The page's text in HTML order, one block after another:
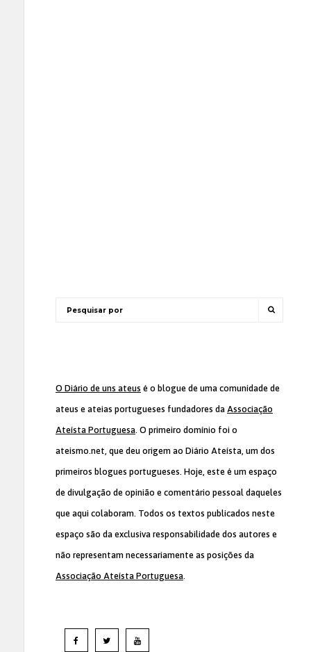
O Diário de uns ateus é o blogue de uma comunidade de
ateus e ateias portugueses fundadores da Associação
Ateísta Portuguesa. O primeiro domínio foi o
ateismo.net, que deu origem ao Diário Ateísta, um dos
primeiros blogues portugueses. Hoje, este é um espaço
de divulgação de opinião e comentário pessoal daqueles
que aqui colaboram. Todos os textos publicados neste
espaço são da exclusiva responsabilidade dos autores e
não representam necessariamente as posições da
Associação Ateísta Portuguesa.